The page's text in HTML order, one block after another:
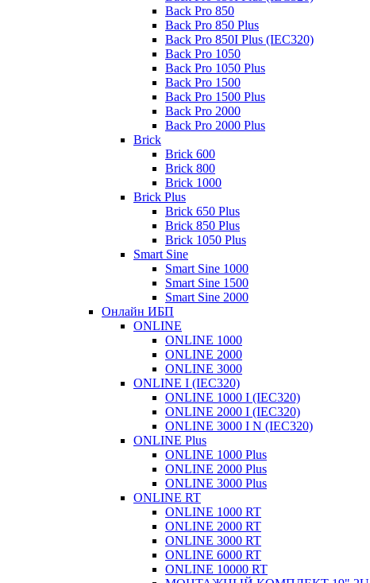
Back Pro 850
Back Pro 850 Plus
Back Pro 850I Plus (IEC320)
Back Pro 1050
Back Pro 1050 Plus
Back Pro 1500
Back Pro 1500 Plus
Back Pro 2000
Back Pro 2000 Plus
Brick
Brick 600
Brick 800
Brick 1000
Brick Plus
Brick 650 Plus
Brick 850 Plus
Brick 1050 Plus
Smart Sine
Smart Sine 1000
Smart Sine 1500
Smart Sine 2000
Онлайн ИБП
ONLINE
ONLINE 1000
ONLINE 2000
ONLINE 3000
ONLINE I (IEC320)
ONLINE 1000 I (IEC320)
ONLINE 2000 I (IEC320)
ONLINE 3000 I N (IEC320)
ONLINE Plus
ONLINE 1000 Plus
ONLINE 2000 Plus
ONLINE 3000 Plus
ONLINE RT
ONLINE 1000 RT
ONLINE 2000 RT
ONLINE 3000 RT
ONLINE 6000 RT
ONLINE 10000 RT